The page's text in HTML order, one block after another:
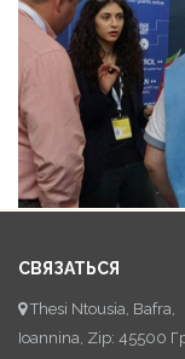
СВЯЗАТЬСЯ
Thesi Ntousia, Bafra,
Ioannina, Zip: 45500